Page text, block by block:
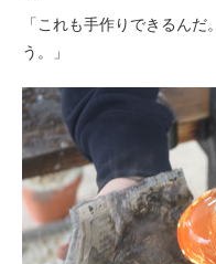
「これも手作りできるん
う。」